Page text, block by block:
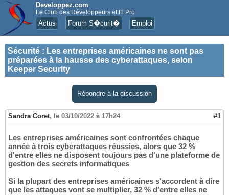
Developpez.com
Le Club des Développeurs et IT Pro
Actus Forum S�curit� Emploi
Sécurité : Les entreprises américaines ne sont pas
préparées à la hausse des cyberattaques, selon
Keeper Security
Répondre à la discussion
Sandra Coret, le 03/10/2022 à 17h24 #1
Les entreprises américaines sont confrontées chaque
année à trois cyberattaques réussies, alors que 32 %
d'entre elles ne disposent toujours pas d'une plateforme de
gestion des secrets informatiques
Si la plupart des entreprises américaines s'accordent à dire
que les attaques vont se multiplier, 32 % d'entre elles ne